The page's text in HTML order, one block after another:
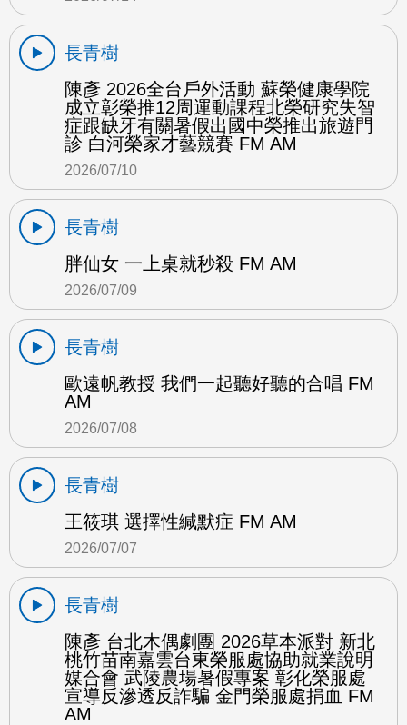
長青樹
陳彥 2026全台戶外活動 蘇榮健康學院
成立彰榮推12周運動課程北榮研究失智
症跟缺牙有關暑假出國中榮推出旅遊門
診 白河榮家才藝競賽 FM AM
2026/07/10
長青樹
胖仙女 一上桌就秒殺 FM AM
2026/07/09
長青樹
歐遠帆教授 我們一起聽好聽的合唱 FM
AM
2026/07/08
長青樹
王筱琪 選擇性緘默症 FM AM
2026/07/07
長青樹
陳彥 台北木偶劇團 2026草本派對 新北
桃竹苗南嘉雲台東榮服處協助就業說明
媒合會 武陵農場暑假專案 彰化榮服處
宣導反滲透反詐騙 金門榮服處捐血 FM
AM